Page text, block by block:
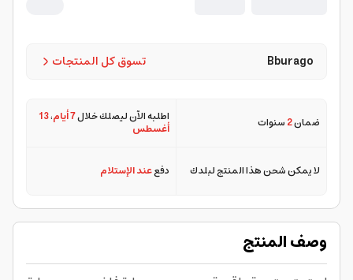
تسوق كل المنتجات Bburago
ضمان2سنوات اطلبه الآن ليصلك خلال7 أيام ،13
أغسطس
لا يمكن شحن هذا المنتج لبلدك دفععند الإستلام
وصف المنتج